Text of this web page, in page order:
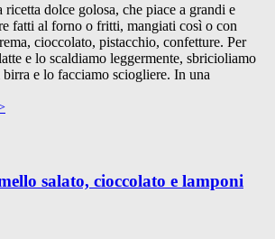
dolce golosa, che piace a grandi e
fatti al forno o fritti, mangiati così o con
cioccolato, pistacchio, confetture. Per
e lo scaldiamo leggermente, sbricioliamo
e lo facciamo sciogliere. In una
salato, cioccolato e lamponi